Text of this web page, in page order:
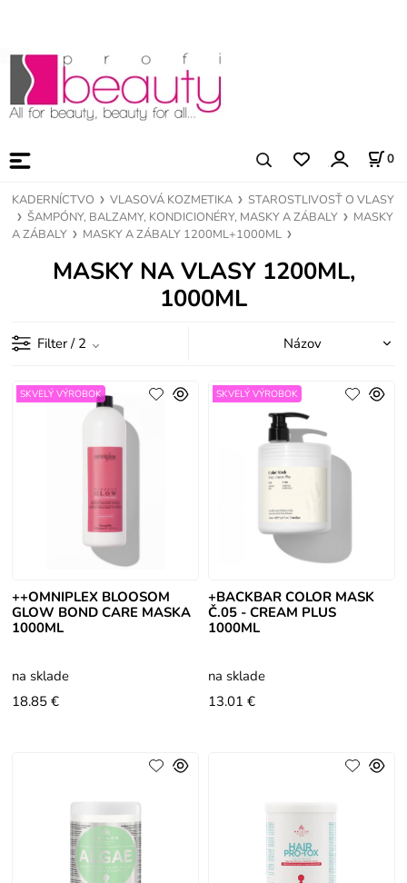
0
KADERNÍCTVO VLASOVÁ KOZMETIKA
STAROSTLIVOSŤ O VLASY
ŠAMPÓNY, BALZAMY, KONDICIONÉRY, MASKY A ZÁBALY
MASKY
A ZÁBALY
MASKY A ZÁBALY 1200ML+1000ML
MASKY NA VLASY 1200ML,
1000ML
Filter / 2
++OMNIPLEX BLOOSOM
GLOW BOND CARE MASKA
1000ML
SKVELÝ VÝROBOK
na sklade
18.85 €
+BACKBAR COLOR MASK
Č.05 - CREAM PLUS
1000ML
SKVELÝ VÝROBOK
na sklade
13.01 €